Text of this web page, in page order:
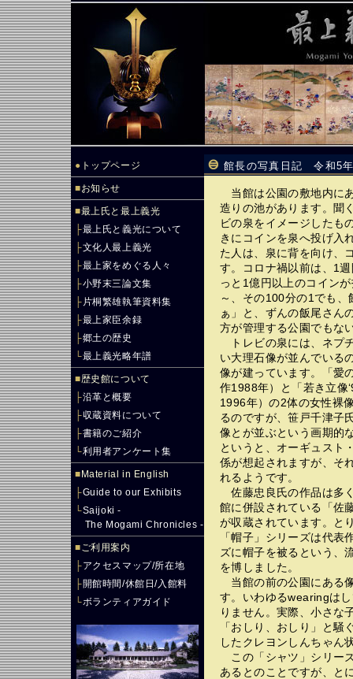
● トップページ
■お知らせ
■最上氏と最上義光
├最上氏と義光について
├文化人最上義光
├最上家をめぐる人々
├小野末三論文集
├ 片桐繁雄執筆資料集
├最上家臣余録
├郷土の歴史
└最上義光略年譜
■歴史館について
├沿革と概要
├収蔵資料について
├書籍のご紹介
└利用者アンケート集
■ Material in English
├Guide to our Exhibits
└Saijoki -
The Mogami Chronicles -
■ご利用案内
├アクセスマップ/所在地
├開館時間/休館日/入館料
└ボランティアガイド
館長の写真日記 令和5
当館は公園の敷地内に
造りの池があります。聞
ビの泉をイメージしたも
きにコインを泉へ投げ入
た人は、泉に背を向け、
す。コロナ禍以前は、1
っと1億円以上のコイン
～、その100分の1でも
ぁ」と、ずんの飯尾さん
方が管理する公園でもな
トレビの泉には、ネプ
い大理石像が並んでいる
像が建っています。「愛
作1988年）と「若き立像
1996年）の2体の女性裸
るのですが、笹戸千津子
像とが並ぶという画期的
というと、オーギュスト
係が想起されますが、そ
れるようです。
佐藤忠良氏の作品は多
館に併設されている「佐
が収蔵されています。と
「帽子」シリーズは代
ズに帽子を被るという、
を博しました。
当館の前の公園にある
す。いわゆるwearingは
りません。実際、小さな
「おしり、おしり」と
したクレヨンしんちゃん
この「シャツ」シリー
あるとのことですが、と